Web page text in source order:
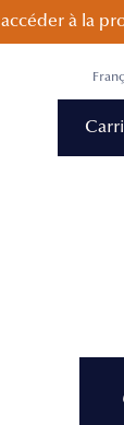
à la